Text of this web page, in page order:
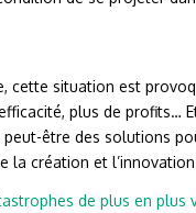
cette situation est
plus de profits…
être des solutions
la création et
de plus en plus